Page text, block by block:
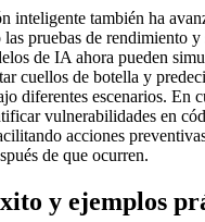
inteligente también ha
las pruebas de rendimiento
de IA ahora pueden
cuellos de botella y
diferentes escenarios. En
vulnerabilidades en
acciones
de que ocurren.
y ejemplos